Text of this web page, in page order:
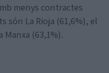
menys contractes
són La Rioja (61,6%), el
Manxa (63,1%).